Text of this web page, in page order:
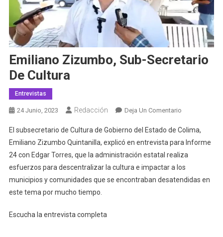
Emiliano Zizumbo, Sub-Secretario
De Cultura
Entrevistas
24 Junio, 2023 Redacción Deja Un ComentarioEn
Zizumbo,
Sub-
Secretario
De
Cultura
El subsecretario de Cultura de Gobierno del Estado de Colima,
Emiliano Zizumbo Quintanilla, explicó en entrevista para Informe
24 con Edgar Torres, que la administración estatal realiza
esfuerzos para descentralizar la cultura e impactar a los
municipios y comunidades que se encontraban desatendidas en
este tema por mucho tiempo.
Escucha la entrevista completa